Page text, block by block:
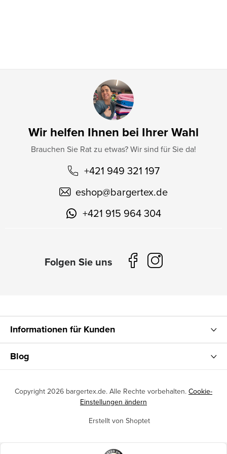
Wir helfen Ihnen bei Ihrer Wahl
Brauchen Sie Rat zu etwas? Wir sind für Sie da!
+421 949 321 197
eshop@bargertex.de
+421 915 964 304
Informationen für Kunden
Blog
Erstellt von Shoptet
Copyright 2026 bargertex.de. Alle Rechte vorbehalten. Cookie-
Einstellungen ändern